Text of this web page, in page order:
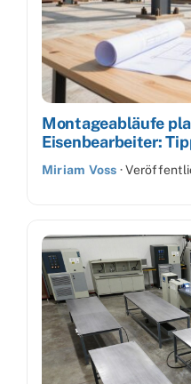
Montageabläufe
Eisenbearbeiter:
Miriam Voss ·